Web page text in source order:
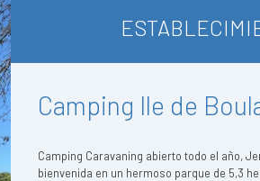
Camping Ile de
Camping Caravaning abierto todo el año,
bienvenida en un hermoso parque de 5,3